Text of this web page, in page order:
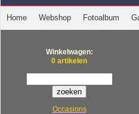
Home Webshop Fotoalbum
Winkelwagen:
0 artikelen
Occasions